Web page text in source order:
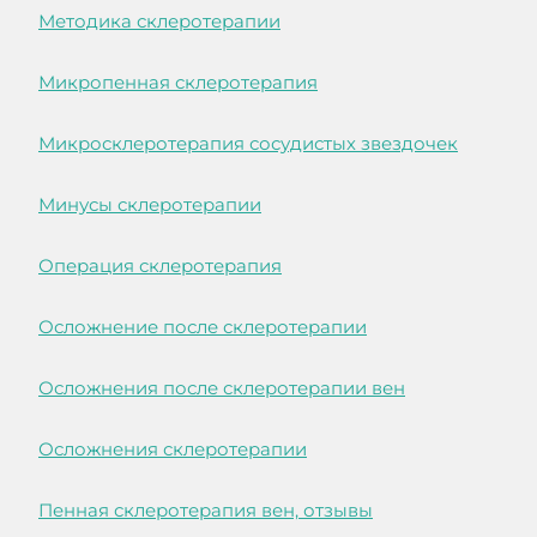
Методика склеротерапии
Микропенная склеротерапия
Микросклеротерапия сосудистых звездочек
Минусы склеротерапии
Операция склеротерапия
Осложнение после склеротерапии
Осложнения после склеротерапии вен
Осложнения склеротерапии
Пенная склеротерапия вен, отзывы